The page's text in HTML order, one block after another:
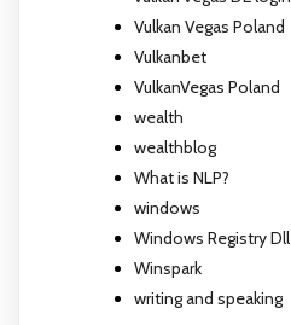
Vulkan Vegas Poland
Vulkanbet
VulkanVegas Poland
wealth
wealthblog
What is NLP?
windows
Windows Registry Dll
Winspark
writing and speaking